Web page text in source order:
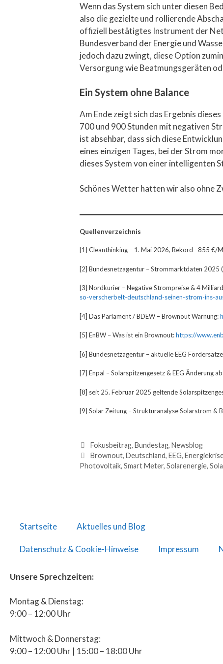
Wenn das System sich unter diesen
also die gezielte und rollierende
offiziell bestätigtes Instrument der
Bundesverband der Energie und
jedoch dazu zwingt, diese Option
Versorgung wie Beatmungsgeräten
Ein System ohne Balance
Am Ende zeigt sich das Ergebnis
700 und 900 Stunden mit negativen
ist absehbar, dass sich diese
eines einzigen Tages, bei der Strom
dieses System von einer intelligenten
Schönes Wetter hatten wir also ohne
Quellenverzeichnis
[1] Cleanthinking – 1. Mai 2026, Rekord –855 €/
[2] Bundesnetzagentur – Strommarktdaten
[3] Nordkurier – Negative Strompreise & 4
so-verscherbelt-deutschland-seinen-strom-ins-
[4] Das Parlament / BDEW – Brownout Warnung:
[5] EnBW – Was ist ein Brownout:https://
[6] Bundesnetzagentur – aktuelle EEG
[7] Enpal – Solarspitzengesetz & EEG Änderung
[8] seit 25. Februar 2025 geltende
[9] Solar Zeitung – Strukturanalyse Solarstrom &
Fokusbeitrag, Bundestag, Newsblog
Brownout, Deutschland, EEG,
Photovoltaik, Smart Meter, Solarenergie,
Startseite Aktuelles und Blog
Datenschutz & Cookie-Hinweise Impressum
Unsere Sprechzeiten:
Montag & Dienstag:
9:00 – 12:00 Uhr
Mittwoch & Donnerstag:
9:00 – 12:00 Uhr | 15:00 – 18:00 Uhr